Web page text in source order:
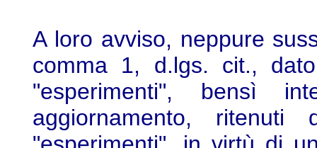
A loro avviso, neppure
comma 1, d.lgs. cit.,
"esperimenti", bensì
aggiornamento, ritenuti